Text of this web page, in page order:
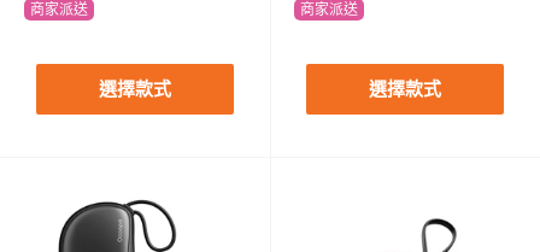
商家派送
選擇款式
商家派送
選擇款式